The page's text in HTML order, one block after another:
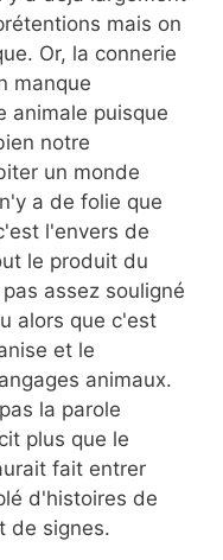
mais on
Or, la connerie
manque
animale puisque
notre
un monde
a de folie que
l'envers de
le produit du
assez souligné
alors que c'est
et le
animaux.
la parole
plus que le
fait entrer
d'histoires de
de signes.